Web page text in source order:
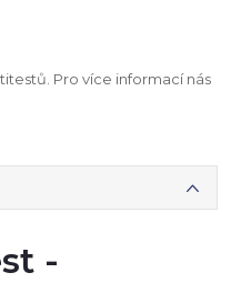
Pro více informací nás
-